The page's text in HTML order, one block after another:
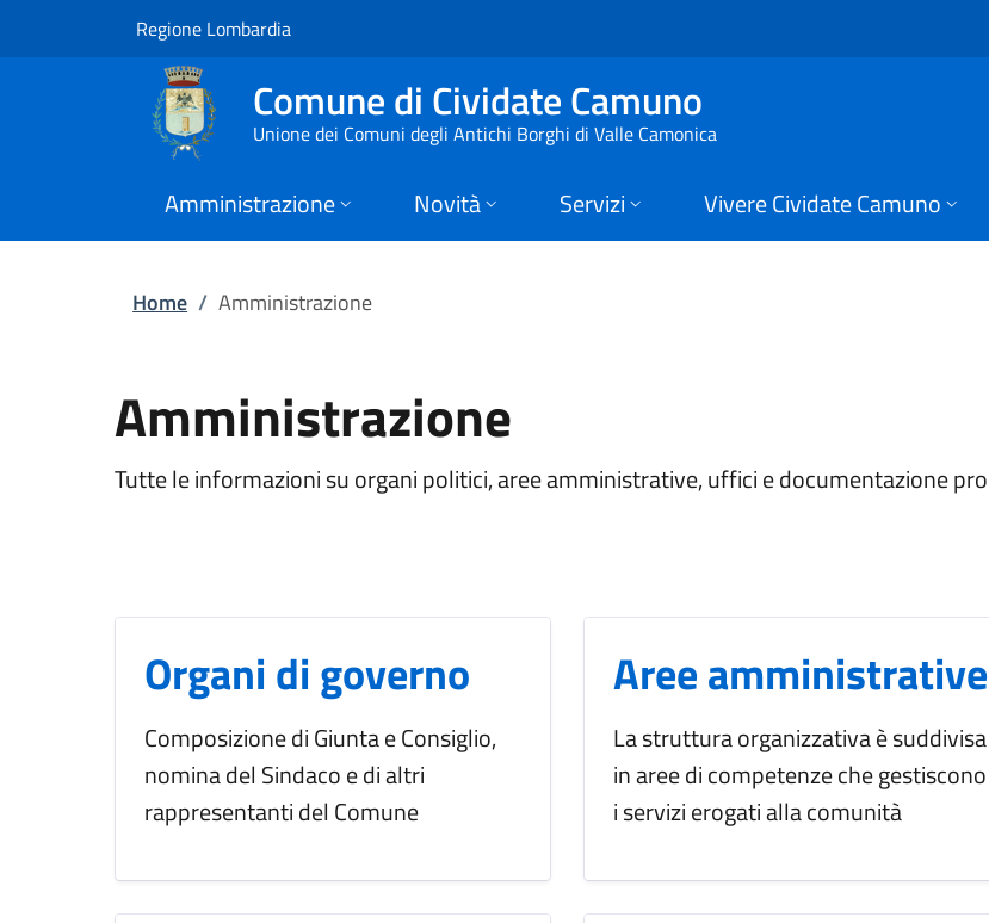
Vai al contenuto principale
Amministrazione | Comune di
Regione Lombardia
Comune di Cividate Camuno
Unione dei Comuni degli Antichi Borghi di Valle Camonica
Amministrazione Novità Servizi Vivere Cividate Camuno
Home / Amministrazione
Amministrazione
Tutte le informazioni su organi politici, aree amministrative, uffici e documentazione
Organi di governo
Composizione di Giunta e Consiglio,
nomina del Sindaco e di altri
rappresentanti del Comune
Aree amministrative
La struttura organizzativa è suddivisa
in aree di competenze che gestiscono
i servizi erogati alla comunità